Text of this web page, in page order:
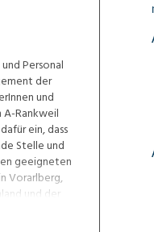
Personal
der
und
A-Rankweil
ein, dass
Stelle und
geeigneten
Vorarlberg,
und der